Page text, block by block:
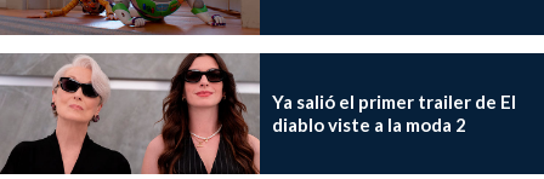
Ya salió el primer trailer de El
diablo viste a la moda 2